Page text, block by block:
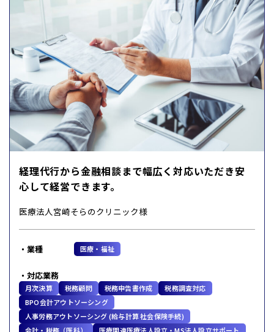
経理代行から金融相談まで幅広く対応いただき安
心して経営できます。
医療法人宮崎そらのクリニック様
業種 医療・福祉
対応業務
月次決算 税務顧問 税務申告書作成
税務調査対応
BPO会計アウトソーシング
人事労務アウトソーシング (給与計算 社会保険手続)